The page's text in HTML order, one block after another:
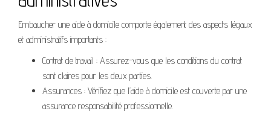
Embaucher une aide à domicile comporte également des aspects légaux
et administratifs importants :
Contrat de travail : Assurez-vous que les conditions du contrat
sont claires pour les deux parties.
Assurances : Vérifiez que l’aide à domicile est couverte par une
assurance responsabilité professionnelle.